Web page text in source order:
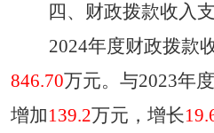
四、财政拨款收入
2024年度财政拨款
846.70万元。与2023年
增加139.2万元，增长